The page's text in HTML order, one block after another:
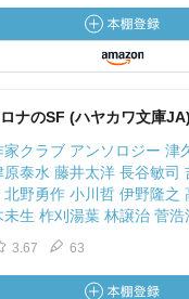
ナのSF (ハヤカワ文庫JA)
家クラブ アンソロジー 津
原泰水 藤井太洋 長谷敏司
野勇作 小川哲 伊野隆之
未生 柞刈湯葉 林譲治 菅浩
3.67 63